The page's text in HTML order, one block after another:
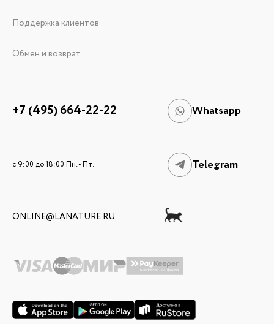
Поддержка клиентов
Обмен и возврат
+7 (495) 664-22-22 Whatsapp
c 9:00 до 18:00 Пн. - Пт. Telegram
ONLINE@LANATURE.RU